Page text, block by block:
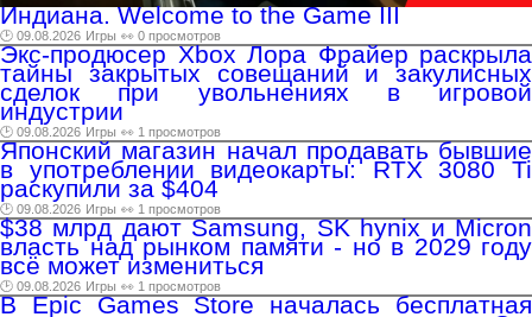
Индиана. Welcome to the Game III
🕑 09.08.2026 Игры 👀 0 просмотров
Экс-продюсер Xbox Лора Фрайер раскрыла
тайны закрытых совещаний и закулисных
сделок при увольнениях в игровой
индустрии
🕑 09.08.2026 Игры 👀 1 просмотров
Японский магазин начал продавать бывшие
в употреблении видеокарты: RTX 3080 Ti
раскупили за $404
🕑 09.08.2026 Игры 👀 1 просмотров
$38 млрд дают Samsung, SK hynix и Micron
власть над рынком памяти - но в 2029 году
всё может измениться
🕑 09.08.2026 Игры 👀 1 просмотров
В Epic Games Store началась бесплатная